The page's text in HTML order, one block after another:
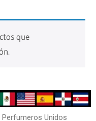
que
Perfumeros Unidos